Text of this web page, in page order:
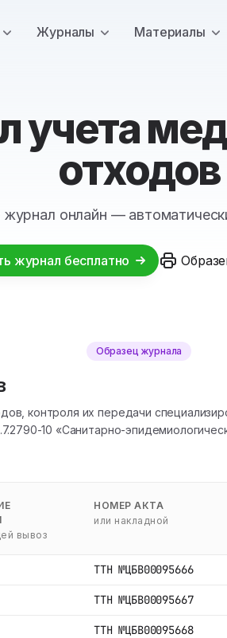
Журналы Материалы
учета
отходов
журнал онлайн —
журнал бесплатно
Образец журнала
контроля их передачи
10 «Санитарно-
вывоз
НОМЕР АКТА
или накладной
ТТН №ЦБВ00095666
ТТН №ЦБВ00095667
ТТН №ЦБВ00095668